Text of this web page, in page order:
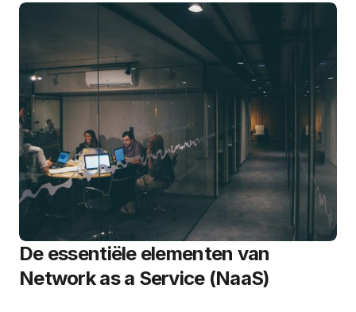
De essentiële elementen van
Network as a Service (NaaS)